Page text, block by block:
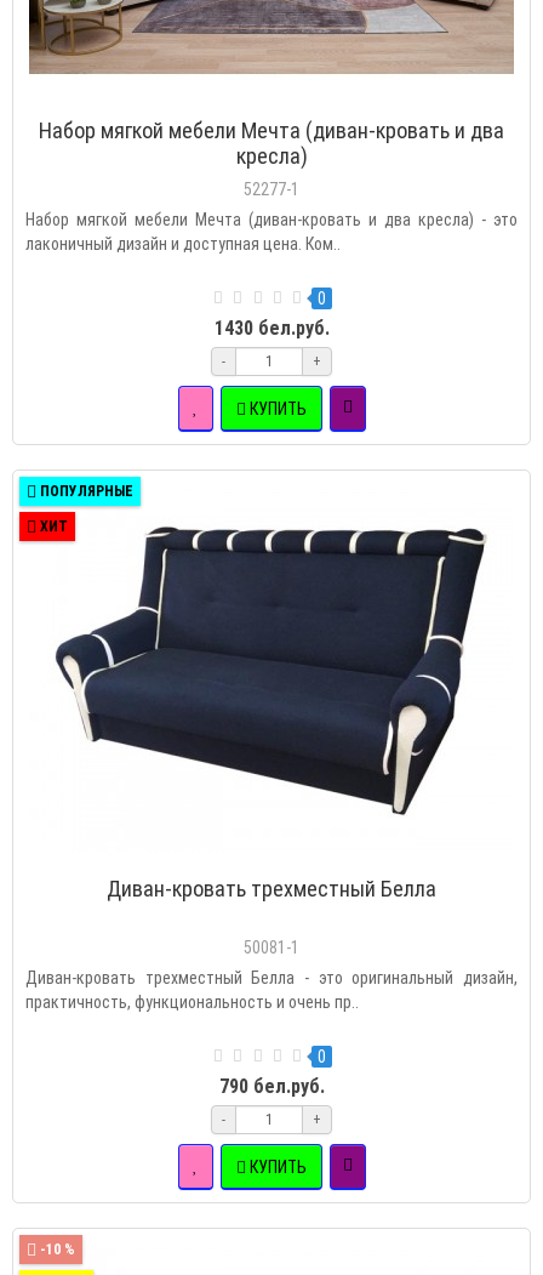
Набор мягкой мебели Мечта (диван-кровать и два
кресла)
52277-1
Набор мягкой мебели Мечта (диван-кровать и два кресла) - это
лаконичный дизайн и доступная цена. Ком..
0
1430 бел.руб.
- +
КУПИТЬ
ПОПУЛЯРНЫЕ
ХИТ
Диван-кровать трехместный Белла
50081-1
Диван-кровать трехместный Белла - это оригинальный дизайн,
практичность, функциональность и очень пр..
0
790 бел.руб.
- +
КУПИТЬ
-10 %